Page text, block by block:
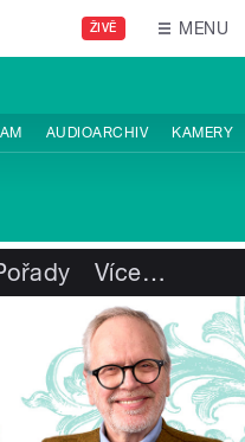
ŽIVĚ MENU
AUDIOARCHIV KAMERY
Více…